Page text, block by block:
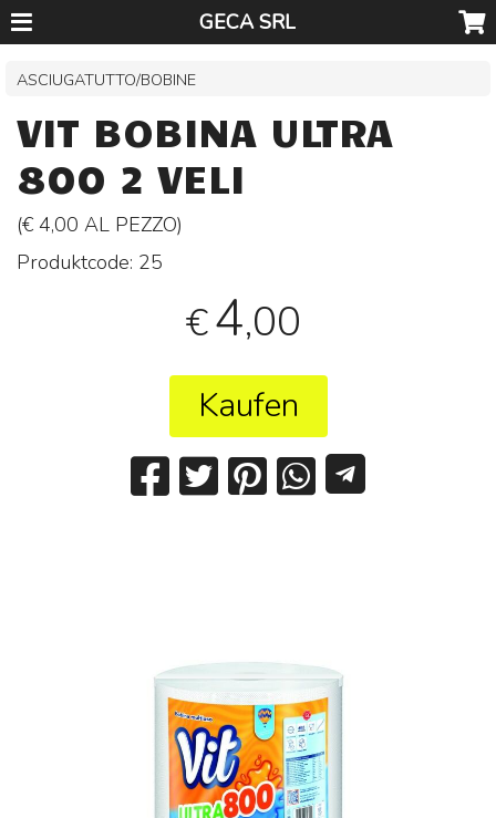
GECA SRL
ASCIUGATUTTO/BOBINE
VIT BOBINA ULTRA
800 2 VELI
(€ 4,00 AL PEZZO)
Produktcode: 25
€4,00
Kaufen